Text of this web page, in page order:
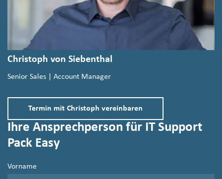
Christoph von Siebenthal
Senior Sales | Account Manager
Termin mit Christoph vereinbaren
Ihre Ansprechperson für IT Support
Pack Easy
Vorname